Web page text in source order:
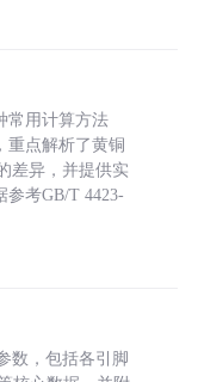
常用计算方法
重点解析了黄铜
差异，并提供实
考GB/T 4423-
数，包括各引脚